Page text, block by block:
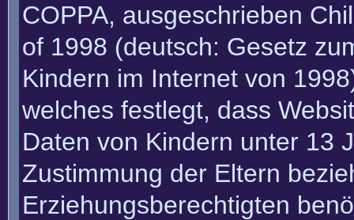
COPPA, ausgeschrieben
of 1998 (deutsch: Gesetz
Kindern im Internet von
welches festlegt, dass
Daten von Kindern unter 13
Zustimmung der Eltern
Erziehungsberechtigten